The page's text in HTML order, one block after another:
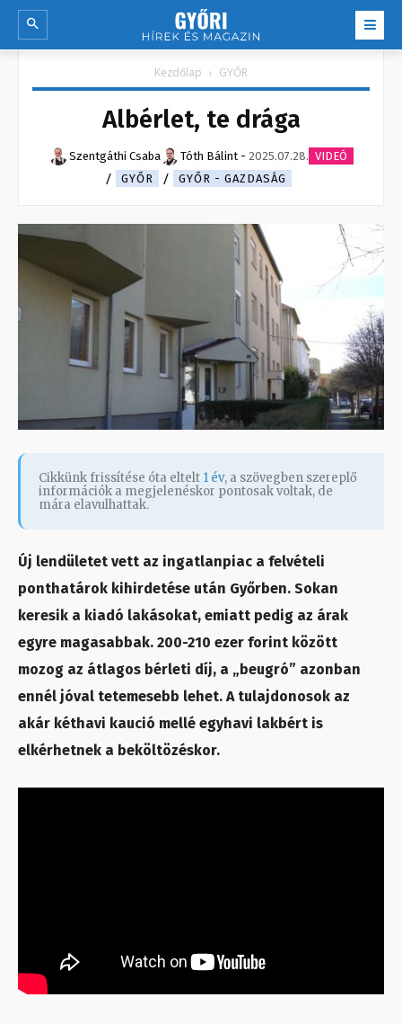
Kezdőlap GYŐR
Albérlet, te drága
Szentgáthi Csaba Tóth Bálint - 2025.07.28. VIDEÓ
GYŐR
GYŐR - GAZDASÁG
Cikkünk frissítése óta eltelt 1 év, a szövegben szereplő
információk a megjelenéskor pontosak voltak, de
mára elavulhattak.
Új lendületet vett az ingatlanpiac a felvételi
ponthatárok kihirdetése után Győrben. Sokan
keresik a kiadó lakásokat, emiatt pedig az árak
egyre magasabbak. 200-210 ezer forint között
mozog az átlagos bérleti díj, a „beugró” azonban
ennél jóval tetemesebb lehet. A tulajdonosok az
akár kéthavi kaució mellé egyhavi lakbért is
elkérhetnek a beköltözéskor.